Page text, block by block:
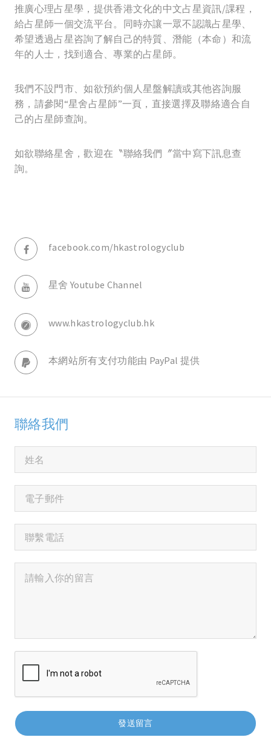
推廣心理占星學，提供香港文化的中文占星資訊/課程，
給占星師一個交流平台。同時亦讓一眾不認識占星學、
希望透過占星咨詢了解自己的特質、潛能（本命）和流
年的人士，找到適合、專業的占星師。
我們不設門市、如欲預約個人星盤解讀或其他咨詢服
務，請參閱“星舍占星師”一頁，直接選擇及聯絡適合自
己的占星師查詢。
如欲聯絡星舍，歡迎在〝聯絡我們〞當中寫下訊息查
詢。
facebook.com/hkastrologyclub
星舍 Youtube Channel
www.hkastrologyclub.hk
本網站所有支付功能由 PayPal 提供
聯絡我們